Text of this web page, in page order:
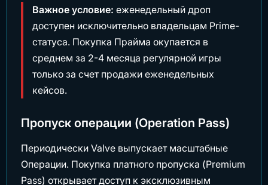
Важное условие: еженедельный дроп
доступен исключительно владельцам Prime-
статуса. Покупка Прайма окупается в
среднем за 2-4 месяца регулярной игры
только за счет продажи еженедельных
кейсов.
Пропуск операции (Operation Pass)
Периодически Valve выпускает масштабные
Операции. Покупка платного пропуска (Premium
Pass) открывает доступ к эксклюзивным